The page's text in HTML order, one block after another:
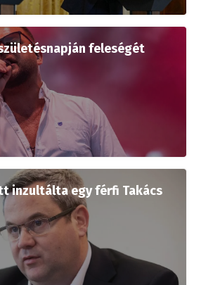
feleségét
inzultálta egy férfi Takács